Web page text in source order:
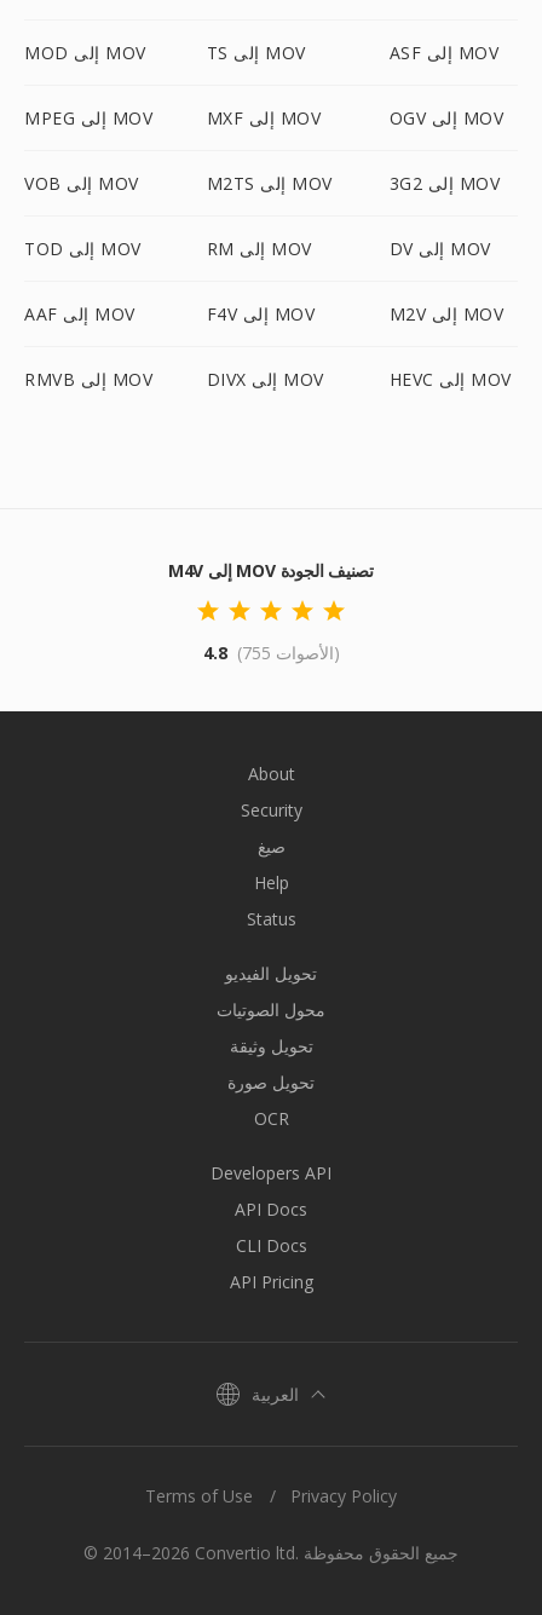
MOD إلى MOV TS إلى MOV ASF إلى MOV
MPEG إلى MOV MXF إلى MOV OGV إلى MOV
VOB إلى MOV M2TS إلى MOV 3G2 إلى MOV
TOD إلى MOV RM إلى MOV DV إلى MOV
AAF إلى MOV F4V إلى MOV M2V إلى MOV
RMVB إلى MOV DIVX إلى MOV HEVC إلى MOV
M4V إلى MOV تصنيف الجودة
4.8 (755 الأصوات)
About
Security
صيغ
Help
Status
تحويل الفيديو
محول الصوتيات
تحويل وثيقة
تحويل صورة
OCR
Developers API
API Docs
CLI Docs
API Pricing
العربية
© 2014–2026 Convertio ltd. جميع الحقوق محفوظة
Terms of Use Privacy Policy